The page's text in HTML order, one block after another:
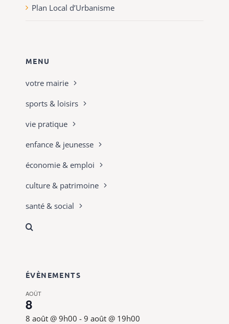
Plan Local d’Urbanisme
MENU
votre mairie
sports & loisirs
vie pratique
enfance & jeunesse
économie & emploi
culture & patrimoine
santé & social
ÉVÈNEMENTS
AOÛT
8
8 août @ 9h00 - 9 août @ 19h00